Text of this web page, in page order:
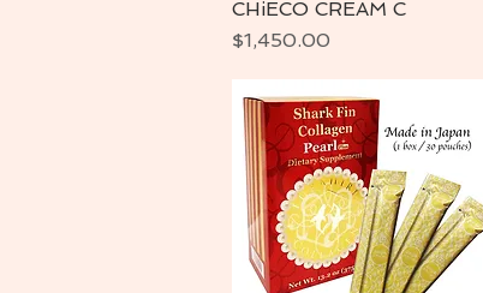
Vista rápida
CHiECO CREAM C
Precio
$1,450.00